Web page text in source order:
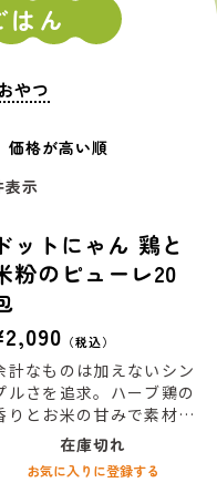
ん
おやつ
価格が高い順
表示
ドットにゃん 鶏と
粉のピューレ20
2,090 税込
計なものは加えないシン
ルさを追求。ハーブ鶏の
りとお米の甘みで素材由
来の優しい味に仕上げまし
た。１包ずつレトルトで日
持ちし、おなかに優しいペ
在庫切れ
お気に入りに登録する